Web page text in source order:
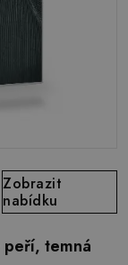
Zobrazit
nabídku
temná